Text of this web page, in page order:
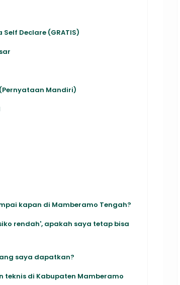
Declare (GRATIS)
Mandiri)
kapan di Mamberamo Tengah?
rendah', apakah saya tetap bisa
saya dapatkan?
teknis di Kabupaten Mamberamo